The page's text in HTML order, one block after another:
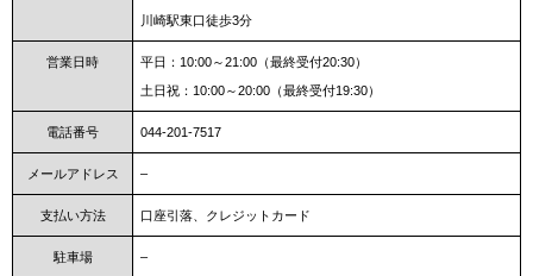
川崎駅東口徒歩3分
営業日時
平日：10:00～21:00（最終受付20:30）
土日祝：10:00～20:00（最終受付19:30）
電話番号 044-201-7517
メールアドレス –
支払い方法 口座引落、クレジットカード
駐車場 –